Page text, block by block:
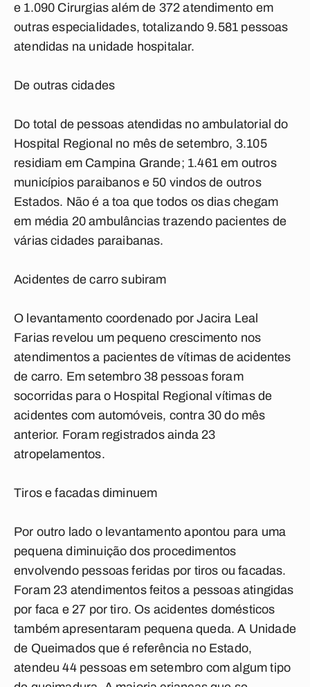
e 1.090 Cirurgias além de 372 atendimento em
outras especialidades, totalizando 9.581 pessoas
atendidas na unidade hospitalar.
De outras cidades
Do total de pessoas atendidas no ambulatorial do
Hospital Regional no mês de setembro, 3.105
residiam em Campina Grande; 1.461 em outros
municípios paraibanos e 50 vindos de outros
Estados. Não é a toa que todos os dias chegam
em média 20 ambulâncias trazendo pacientes de
várias cidades paraibanas.
Acidentes de carro subiram
O levantamento coordenado por Jacira Leal
Farias revelou um pequeno crescimento nos
atendimentos a pacientes de vítimas de acidentes
de carro. Em setembro 38 pessoas foram
socorridas para o Hospital Regional vítimas de
acidentes com automóveis, contra 30 do mês
anterior. Foram registrados ainda 23
atropelamentos.
Tiros e facadas diminuem
Por outro lado o levantamento apontou para uma
pequena diminuição dos procedimentos
envolvendo pessoas feridas por tiros ou facadas.
Foram 23 atendimentos feitos a pessoas atingidas
por faca e 27 por tiro. Os acidentes domésticos
também apresentaram pequena queda. A Unidade
de Queimados que é referência no Estado,
atendeu 44 pessoas em setembro com algum tipo